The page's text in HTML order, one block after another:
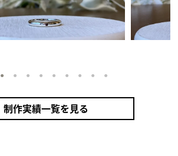
2 3 4 5 6 7 8 9 10
制作実績一覧を見る